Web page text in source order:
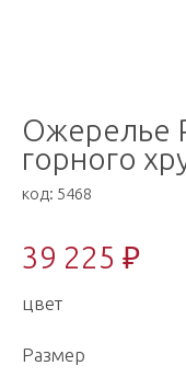
Ожерелье
горного
код: 5468
39 225 ₽
цвет
Размер